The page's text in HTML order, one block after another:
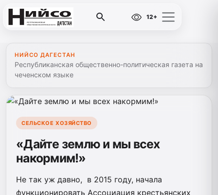
12+
НИЙСО ДАГЕСТАН
Республиканская общественно-политическая газета на
чеченском языке
СЕЛЬСКОЕ ХОЗЯЙСТВО
«Дайте землю и мы всех
накормим!»
Не так уж давно, в 2015 году, начала
функционировать Ассоциация крестьянских